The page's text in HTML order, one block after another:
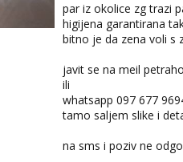
par iz okolice zg trazi
higijena garantirana
bitno je da zena voli s
javit se na meil
ili
whatsapp 097 677
tamo saljem slike i
na sms i poziv ne